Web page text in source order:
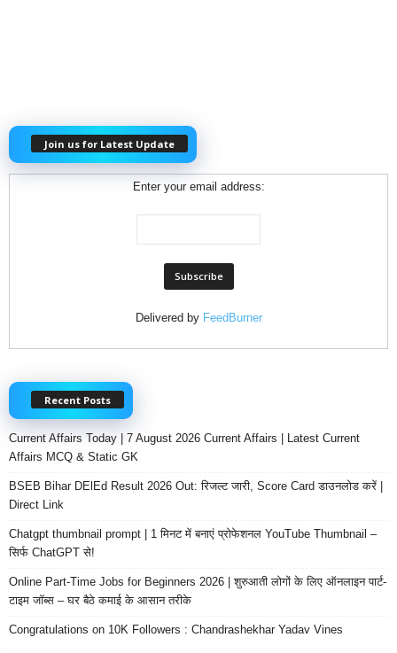
Join us for Latest Update
Enter your email address:
Delivered by FeedBurner
Recent Posts
Current Affairs Today | 7 August 2026 Current Affairs | Latest Current
Affairs MCQ & Static GK
BSEB Bihar DElEd Result 2026 Out: रिजल्ट जारी, Score Card डाउनलोड करें |
Direct Link
Chatgpt thumbnail prompt | 1 मिनट में बनाएं प्रोफेशनल YouTube Thumbnail –
सिर्फ ChatGPT से!
Online Part-Time Jobs for Beginners 2026 | शुरुआती लोगों के लिए ऑनलाइन पार्ट-
टाइम जॉब्स – घर बैठे कमाई के आसान तरीके
Congratulations on 10K Followers : Chandrashekhar Yadav Vines